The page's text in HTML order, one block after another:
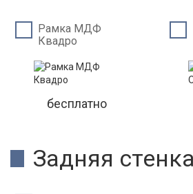
Рамка МДФ
Квадро
бесплатно
Задняя стенка